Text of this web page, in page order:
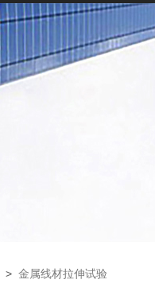
> 金属线材拉伸试验